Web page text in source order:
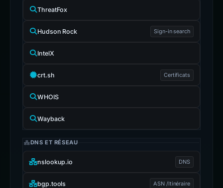
ThreatFox
Hudson Rock Sign-in search
IntelX
crt.sh Certificats
WHOIS
Wayback
DNS ET RÉSEAU
nslookup.io DNS
bgp.tools ASN /Itinéraire